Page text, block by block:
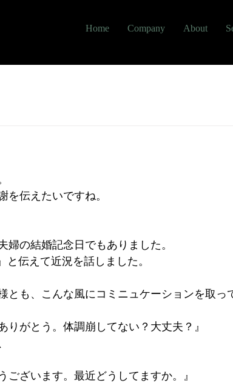
Home Company About
伝えたいですね。
婦の結婚記念日でもありました。
と伝えて近況を話しました。
とも、こんな風にコミニュケーションを取っ
りがとう。体調崩してない？大丈夫？』
ございます。最近どうしてますか。』